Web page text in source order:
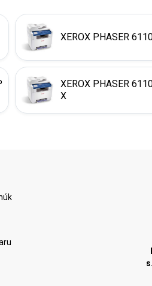
XEROX PHASER
XEROX PHASER
X